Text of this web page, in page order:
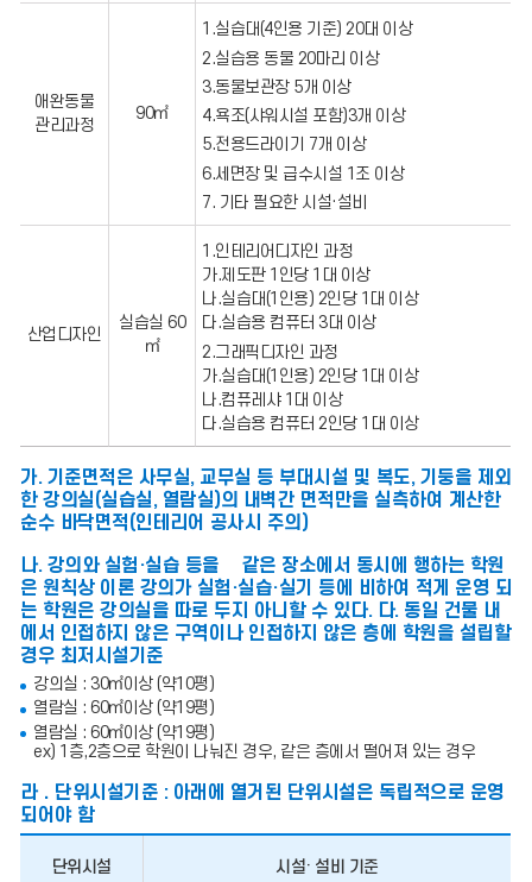
애완동물
관리과정
90㎡
1.실습대(4인용 기준) 20대 이상
2.실습용 동물 20마리 이상
3.동물보관장 5개 이상
4.욕조(샤워시설 포함)3개 이상
5.전용드라이기 7개 이상
6.세면장 및 급수시설 1조 이상
7. 기타 필요한 시설·설비
산업디자인
실습실 60
㎡
1.인테리어디자인 과정
가.제도판 1인당 1대 이상
나.실습대(1인용) 2인당 1대 이상
다.실습용 컴퓨터 3대 이상
2.그래픽디자인 과정
가.실습대(1인용) 2인당 1대 이상
나.컴퓨레샤 1대 이상
다.실습용 컴퓨터 2인당 1대 이상
가. 기준면적은 사무실, 교무실 등 부대시설 및 복도, 기둥을 제외
한 강의실(실습실, 열람실)의 내벽간 면적만을 실측하여 계산한
순수 바닥면적(인테리어 공사시 주의)
나. 강의와 실험·실습 등을 같은 장소에서 동시에 행하는 학원
은 원칙상 이론 강의가 실험·실습·실기 등에 비하여 적게 운영 되
는 학원은 강의실을 따로 두지 아니할 수 있다. 다. 동일 건물 내
에서 인접하지 않은 구역이나 인접하지 않은 층에 학원을 설립할
경우 최저시설기준
강의실 : 30㎡이상 (약10평)
열람실 : 60㎡이상 (약19평)
열람실 : 60㎡이상 (약19평)
ex) 1층,2층으로 학원이 나눠진 경우, 같은 층에서 떨어져 있는 경우
라．단위시설기준 : 아래에 열거된 단위시설은 독립적으로 운영
되어야 함
단위시설 시설· 설비 기준